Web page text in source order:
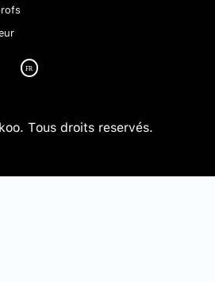
Tous droits reservés.